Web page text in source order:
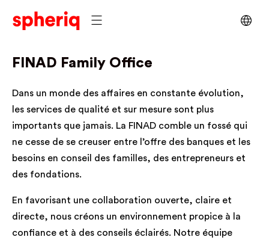
FINAD Family Office
Dans un monde des affaires en constante évolution,
les services de qualité et sur mesure sont plus
importants que jamais. La FINAD comble un fossé qui
ne cesse de se creuser entre l’offre des banques et les
besoins en conseil des familles, des entrepreneurs et
des fondations.
En favorisant une collaboration ouverte, claire et
directe, nous créons un environnement propice à la
confiance et à des conseils éclairés. Notre équipe